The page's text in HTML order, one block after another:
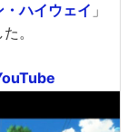
ハイウェイ 」
。